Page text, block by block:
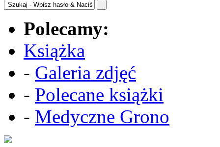
Polecamy:
Książka
- Galeria zdjęć
- Polecane książki
- Medyczne Grono